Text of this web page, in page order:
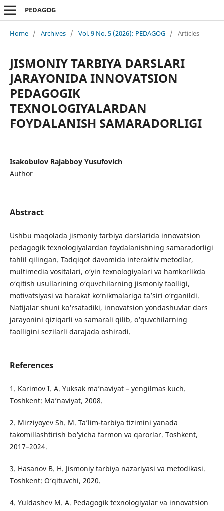
PEDAGOG
Home / Archives / Vol. 9 No. 5 (2026): PEDAGOG / Articles
JISMONIY TARBIYA DARSLARI
JARAYONIDA INNOVATSION
PEDAGOGIK
TEXNOLOGIYALARDAN
FOYDALANISH SAMARADORLIGI
Isakobulov Rajabboy Yusufovich
Author
Abstract
Ushbu maqolada jismoniy tarbiya darslarida innovatsion
pedagogik texnologiyalardan foydalanishning samaradorligi
tahlil qilingan. Tadqiqot davomida interaktiv metodlar,
multimedia vositalari, o‘yin texnologiyalari va hamkorlikda
o‘qitish usullarining o‘quvchilarning jismoniy faolligi,
motivatsiyasi va harakat ko‘nikmalariga ta’siri o‘rganildi.
Natijalar shuni ko‘rsatadiki, innovatsion yondashuvlar dars
jarayonini qiziqarli va samarali qilib, o‘quvchilarning
faolligini sezilarli darajada oshiradi.
References
1. Karimov I. A. Yuksak ma’naviyat – yengilmas kuch.
Toshkent: Ma’naviyat, 2008.
2. Mirziyoyev Sh. M. Ta’lim-tarbiya tizimini yanada
takomillashtirish bo‘yicha farmon va qarorlar. Toshkent,
2017–2024.
3. Hasanov B. H. Jismoniy tarbiya nazariyasi va metodikasi.
Toshkent: O‘qituvchi, 2020.
4. Yuldashev M. A. Pedagogik texnologiyalar va innovatsion